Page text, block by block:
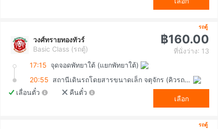
รถตู้
วงศ์ทรายทองทัวร์
Basic Class (รถตู้)
฿160.00
ที่นั่งว่าง: 13
17:15 จุดจอดพัทยาใต้ (แยกพัทยาใต้)
20:55
สถานีเดินรถโดยสารขนาดเล็ก จตุจักร (คิวรถตู้หมอชิต 2)
เลื่อนตั๋ว
คืนตั๋ว
เลือก
รถตู้